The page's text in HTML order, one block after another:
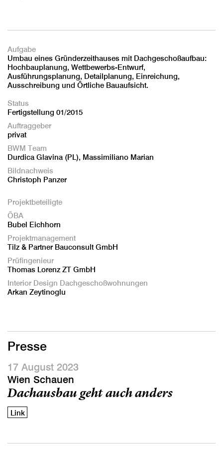
Aufgabe
Umbau eines Gründerzeithauses mit Dachgeschoßaufbau:
Hochbauplanung, Wettbewerbs-Entwurf,
Ausführungsplanung, Detailplanung, Einreichung,
Ausschreibung und Örtliche Bauaufsicht.
Status
Fertigstellung 01/2015
Auftraggeber
privat
BWM Team
Durdica Glavina (PL), Massimiliano Marian
Bildnachweis
Christoph Panzer
Projektbeteiligte
ÖBA
Bubel Eichhorn
Projektmanagement
Tilz & Partner Bauconsult GmbH
Prüfingenieur
Thomas Lorenz ZT GmbH
Interior Design Dachgeschoßwohnungen
Arkan Zeytinoglu
Presse
17 August 2023
Wien Schauen
Dachausbau geht auch anders
Link